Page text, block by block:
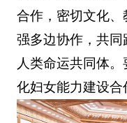
合作，密切文化
强多边协作，共
人类命运共同体
化妇女能力建设合